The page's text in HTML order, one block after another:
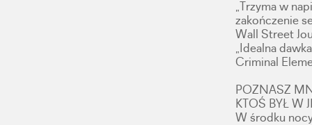
„Trzyma w
zakończenie
Wall Street
„Idealna
Criminal
POZNASZ
KTOŚ BYŁ W
W środku